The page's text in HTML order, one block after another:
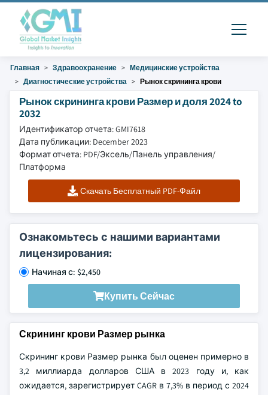
Главная Здравоохранение
Медицинские устройства
Диагностические устройства
Рынок скрининга крови
Рынок скрининга крови Размер и доля 2024 to
2032
Идентификатор отчета: GMI7618
Дата публикации: December 2023
Формат отчета: PDF/Эксель/Панель управления/
Платформа
Скачать Бесплатный PDF-Файл
Ознакомьтесь с нашими вариантами
лицензирования:
Начиная с: $2,450
Купить Сейчас
Скрининг крови Размер рынка
Скрининг крови Размер рынка был оценен примерно в
3,2 миллиарда долларов США в 2023 году и, как
ожидается, зарегистрирует CAGR в 7,3% в период с 2024